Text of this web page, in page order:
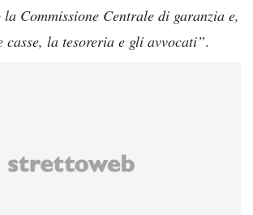
Commissione Centrale di garanzia e,
casse, la tesoreria e gli avvocati”.